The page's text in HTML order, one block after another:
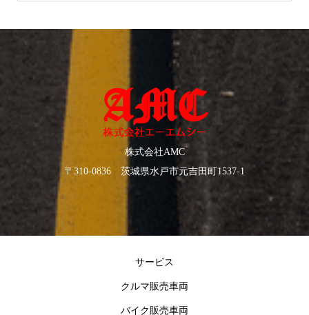
株式会社AMC
〒310-0836 茨城県水戸市元吉田町1537-1
サービス
クルマ販売車両
バイク販売車両